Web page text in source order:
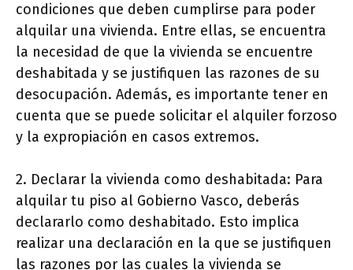
condiciones que deben cumplirse para poder
alquilar una vivienda. Entre ellas, se encuentra
la necesidad de que la vivienda se encuentre
deshabitada y se justifiquen las razones de su
desocupación. Además, es importante tener en
cuenta que se puede solicitar el alquiler forzoso
y la expropiación en casos extremos.
2. Declarar la vivienda como deshabitada: Para
alquilar tu piso al Gobierno Vasco, deberás
declararlo como deshabitado. Esto implica
realizar una declaración en la que se justifiquen
las razones por las cuales la vivienda se